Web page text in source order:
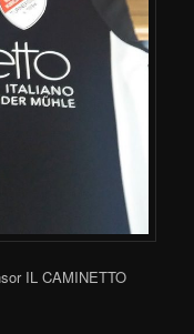
IL CAMINETTO